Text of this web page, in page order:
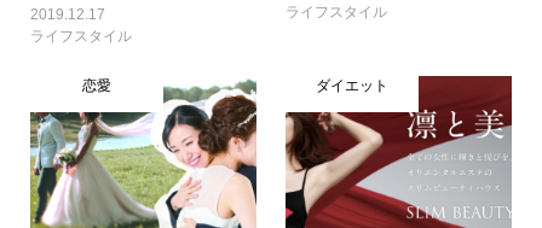
2019.12.17
ライフスタイル
ライフスタイル
恋愛 ダイエット